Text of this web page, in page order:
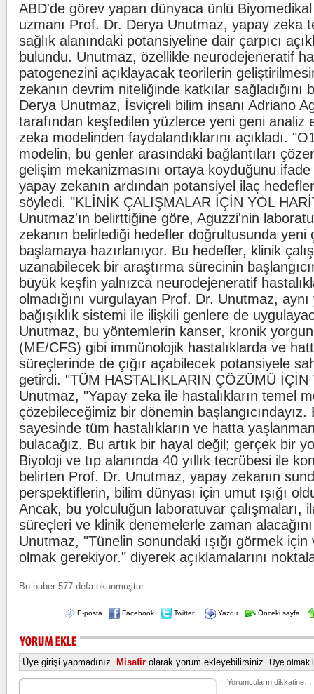
ABD'de görev yapan dünyaca ünlü
uzmanı Prof. Dr. Derya Unutmaz, yapay zeka
sağlık alanındaki potansiyeline dair çarpıcı
bulundu. Unutmaz, özellikle neurodejeneratif
patogenezini açıklayacak teorilerin
zekanın devrim niteliğinde katkılar sağladığını
Derya Unutmaz, İsviçreli bilim insanı Adriano
tarafından keşfedilen yüzlerce yeni geni analiz
zeka modelinden faydalandıklarını açıkladı.
modelin, bu genler arasındaki bağlantıları
gelişim mekanizmasını ortaya koyduğunu
yapay zekanın ardından potansiyel ilaç
söyledi. "KLİNİK ÇALIŞMALAR İÇİN YOL
Unutmaz'ın belirttiğine göre, Aguzzi'nin
zekanın belirlediği hedefler doğrultusunda yeni
başlamaya hazırlanıyor. Bu hedefler, klinik
uzanabilecek bir araştırma sürecinin
büyük keşfin yalnızca neurodejeneratif
olmadığını vurgulayan Prof. Dr. Unutmaz, aynı
bağışıklık sistemi ile ilişkili genlere de
Unutmaz, bu yöntemlerin kanser, kronik
(ME/CFS) gibi immünolojik hastalıklarda ve
süreçlerinde de çığır açabilecek potansiyele
getirdi. "TÜM HASTALIKLARIN ÇÖZÜMÜ İÇİN
Unutmaz, "Yapay zeka ile hastalıkların temel
çözebileceğimiz bir dönemin başlangıcındayız.
sayesinde tüm hastalıkların ve hatta
bulacağız. Bu artık bir hayal değil; gerçek bir
Biyoloji ve tıp alanında 40 yıllık tecrübesi ile
belirten Prof. Dr. Unutmaz, yapay zekanın
perspektiflerin, bilim dünyası için umut ışığı
Ancak, bu yolculuğun laboratuvar çalışmaları,
süreçleri ve klinik denemelerle zaman
Unutmaz, "Tünelin sonundaki ışığı görmek
olmak gerekiyor." diyerek açıklamalarını
Bu haber 577 defa okunmuştur.
E-posta Facebook Twitter Yazdır Önceki sayfa
Üye girişi yapmadınız. Misafir olarak yorum ekleyebilirsiniz. Üye olmak
Yorumcuların dikkatine…
Oğuzhan Uğur